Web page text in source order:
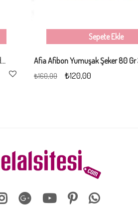
Afia Domates Çorbası 65 Gr 3 Alana 1 Bedava
₺120,00
₺160,00
Sepete Ekle